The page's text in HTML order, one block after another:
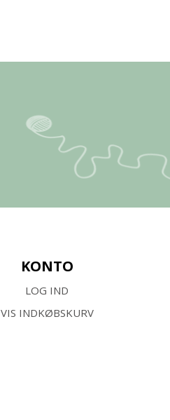
KONTO
LOG IND
VIS INDKØBSKURV